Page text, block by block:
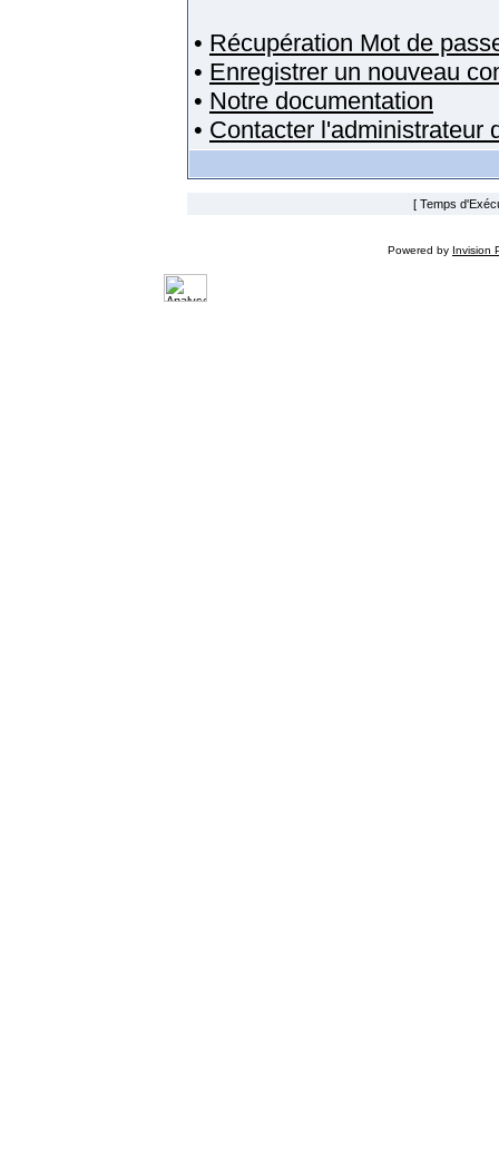
• Récupération Mot de
• Enregistrer un nouveau
• Notre documentation
• Contacter l'administrateur
[ Temps
Powered by Invision